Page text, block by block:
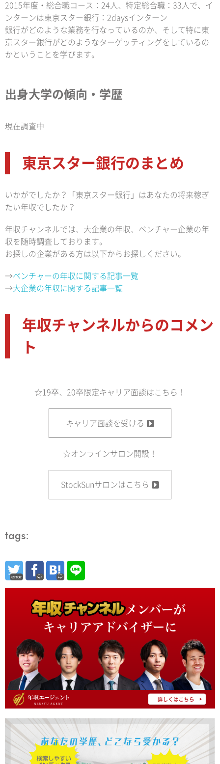
2015年度・総合職コース：24人、特定総合職：33人で、イ
ンターンは東京スター銀行：2daysインターン
銀行がどのような業務を行なっているのか、そして特に東
京スター銀行がどのようなターゲッティングをしているの
かということを学びます。
出身大学の傾向・学歴
現在調査中
東京スター銀行のまとめ
いかがでしたか？「東京スター銀行」はあなたの将来稼ぎ
たい年収でしたか？
年収チャンネルでは、大企業の年収、ベンチャー企業の年
収を随時調査しております。
お探しの企業がある方は以下からお探しください。
→ベンチャーの年収に関する記事一覧
→大企業の年収に関する記事一覧
年収チャンネルからのコメン
ト
☆19卒、20卒限定キャリア面談はこちら！
キャリア面談を受ける
☆オンラインサロン開設！
StockSunサロンはこちら
tags:
error